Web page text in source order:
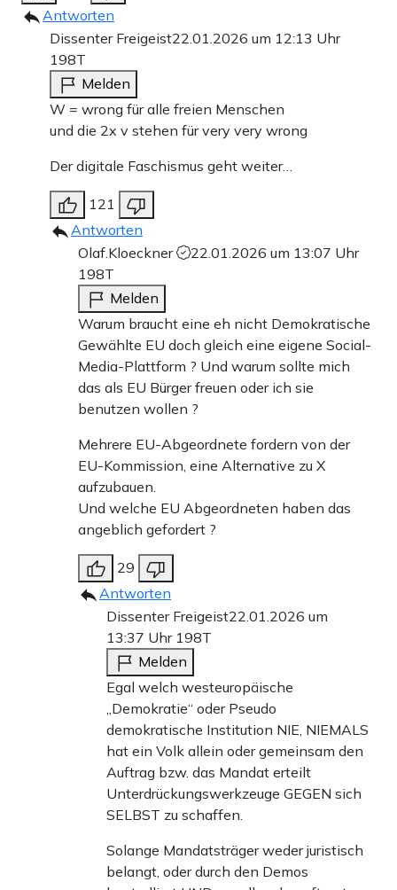
Antworten
Dissenter Freigeist22.01.2026 um 12:13 Uhr
198T
Melden
W = wrong für alle freien Menschen
und die 2x v stehen für very very wrong
Der digitale Faschismus geht weiter…
121
Antworten
Olaf.Kloeckner
22.01.2026 um 13:07 Uhr
198T
Melden
Warum braucht eine eh nicht Demokratische
Gewählte EU doch gleich eine eigene Social-
Media-Plattform ? Und warum sollte mich
das als EU Bürger freuen oder ich sie
benutzen wollen ?
Mehrere EU-Abgeordnete fordern von der
EU-Kommission, eine Alternative zu X
aufzubauen.
Und welche EU Abgeordneten haben das
angeblich gefordert ?
29
Antworten
Dissenter Freigeist22.01.2026 um
13:37 Uhr 198T
Melden
Egal welch westeuropäische
„Demokratie“ oder Pseudo
demokratische Institution NIE, NIEMALS
hat ein Volk allein oder gemeinsam den
Auftrag bzw. das Mandat erteilt
Unterdrückungswerkzeuge GEGEN sich
SELBST zu schaffen.
Solange Mandatsträger weder juristisch
belangt, oder durch den Demos